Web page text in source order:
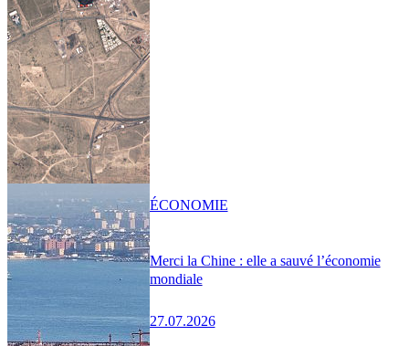
Merci la Chine : elle a sauvé l’économie
mondiale
27.07.2026
ÉCONOMIE